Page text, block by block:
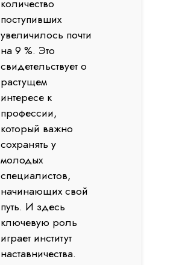
количество
поступивших
увеличилось почти
на 9 %. Это
свидетельствует о
растущем
интересе к
профессии,
который важно
сохранять у
молодых
специалистов,
начинающих свой
путь. И здесь
ключевую роль
играет институт
наставничества.